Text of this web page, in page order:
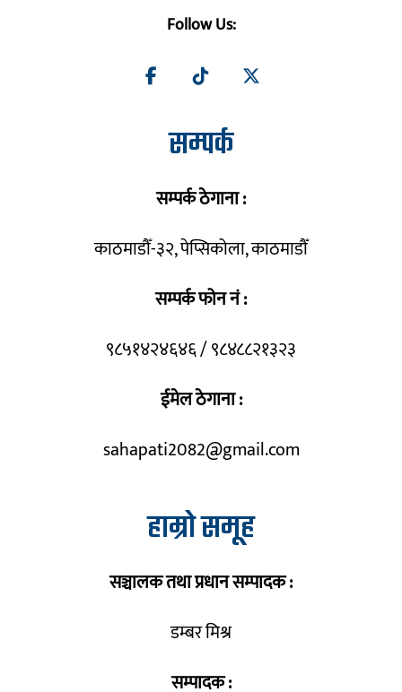
Follow Us:
सम्पर्क
सम्पर्क ठेगाना :
काठमाडौँ-३२, पेप्सिकोला, काठमाडौँ
सम्पर्क फोन नं :
९८५१४२४६४६ / ९८४८८२१३२३
ईमेल ठेगाना :
sahapati2082@gmail.com
हाम्रो समूह
सञ्चालक तथा प्रधान सम्पादक :
डम्बर मिश्र
सम्पादक :